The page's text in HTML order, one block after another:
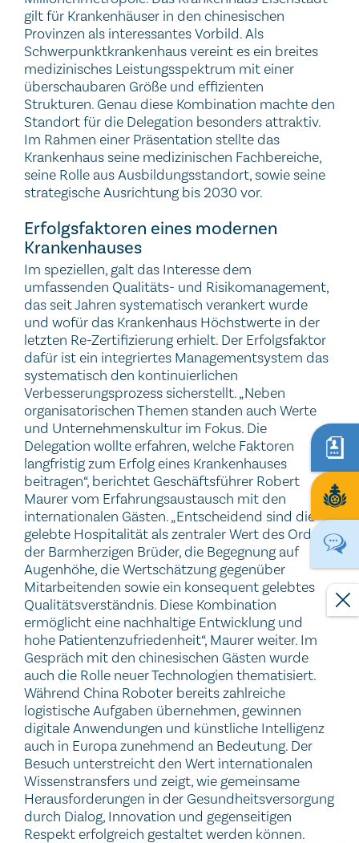
gilt für Krankenhäuser in den chinesischen
Provinzen als interessantes Vorbild. Als
Schwerpunktkrankenhaus vereint es ein breites
medizinisches Leistungsspektrum mit einer
überschaubaren Größe und effizienten
Strukturen. Genau diese Kombination machte den
Standort für die Delegation besonders attraktiv.
Im Rahmen einer Präsentation stellte das
Krankenhaus seine medizinischen Fachbereiche,
seine Rolle aus Ausbildungsstandort, sowie seine
strategische Ausrichtung bis 2030 vor.
Erfolgsfaktoren eines modernen
Krankenhauses
Im speziellen, galt das Interesse dem
umfassenden Qualitäts- und Risikomanagement,
das seit Jahren systematisch verankert wurde
und wofür das Krankenhaus Höchstwerte in der
letzten Re-Zertifizierung erhielt. Der Erfolgsfaktor
dafür ist ein integriertes Managementsystem das
systematisch den kontinuierlichen
Verbesserungsprozess sicherstellt. „Neben
organisatorischen Themen standen auch Werte
und Unternehmenskultur im Fokus. Die
Delegation wollte erfahren, welche Faktoren
langfristig zum Erfolg eines Krankenhauses
beitragen“, berichtet Geschäftsführer Robert
Maurer vom Erfahrungsaustausch mit den
internationalen Gästen. „Entscheidend sind die
gelebte Hospitalität als zentraler Wert des Ordens
der Barmherzigen Brüder, die Begegnung auf
Augenhöhe, die Wertschätzung gegenüber
Mitarbeitenden sowie ein konsequent gelebtes
Qualitätsverständnis. Diese Kombination
ermöglicht eine nachhaltige Entwicklung und
hohe Patientenzufriedenheit“, Maurer weiter. Im
Gespräch mit den chinesischen Gästen wurde
auch die Rolle neuer Technologien thematisiert.
Während China Roboter bereits zahlreiche
logistische Aufgaben übernehmen, gewinnen
digitale Anwendungen und künstliche Intelligenz
auch in Europa zunehmend an Bedeutung. Der
Besuch unterstreicht den Wert internationalen
Wissenstransfers und zeigt, wie gemeinsame
Herausforderungen in der Gesundheitsversorgung
durch Dialog, Innovation und gegenseitigen
Respekt erfolgreich gestaltet werden können.